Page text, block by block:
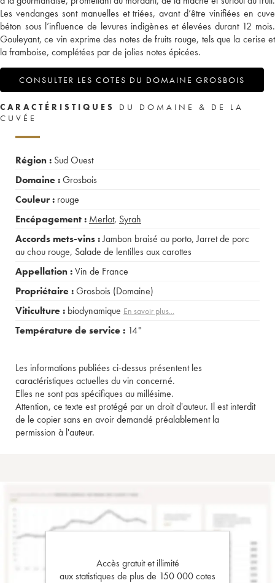
Les vendanges sont manuelles et triées, avant d’être vinifiées en cuve
béton sous l’influence de levures indigènes et élevées durant 12 mois.
Gouleyant, ce vin exprime des notes de fruits rouge, tels que la cerise et
la framboise, complétées par de jolies notes épicées.
CONSULTER LES COTES DU DOMAINE GROSBOIS
CARACTÉRISTIQUES
DU DOMAINE & DE LA
CUVÉE
Région : Sud Ouest
Domaine :Grosbois
Couleur : rouge
Encépagement : Merlot, Syrah
Accords mets-vins :Jambon braisé au porto,Jarret de porc
au chou rouge, Salade de lentilles aux carottes
Appellation :Vin de France
Propriétaire :Grosbois (Domaine)
Viticulture : biodynamique En savoir plus...
Température de service : 14°
Les informations publiées ci-dessus présentent les
caractéristiques actuelles du vin concerné.
Elles ne sont pas spécifiques au millésime.
Attention, ce texte est protégé par un droit d'auteur. Il est interdit
de le copier sans en avoir demandé préalablement la
permission à l'auteur.
Accès gratuit et illimité
aux statistiques de plus de 150 000 cotes